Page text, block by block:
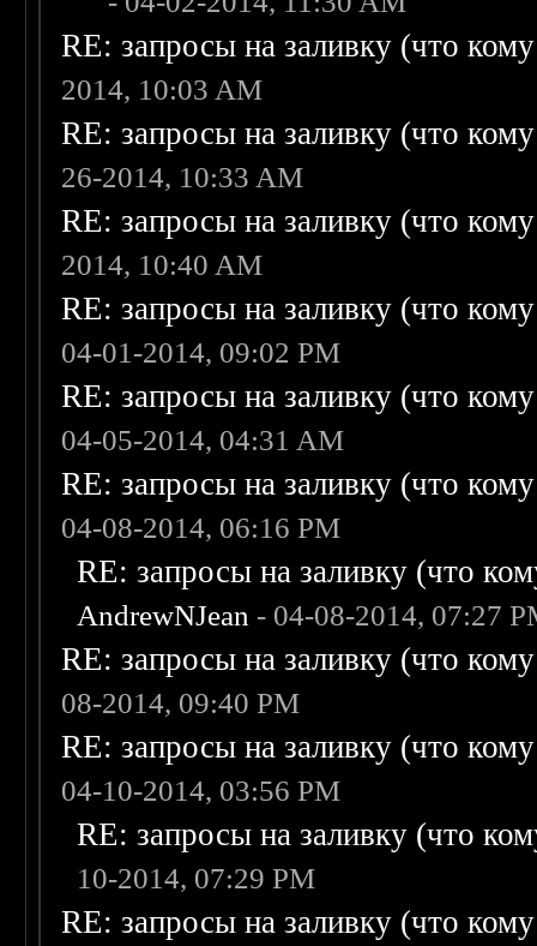
RE: запросы на заливку (что
2014, 10:03 AM
RE: запросы на заливку (что
26-2014, 10:33 AM
RE: запросы на заливку (что
2014, 10:40 AM
RE: запросы на заливку (что
04-01-2014, 09:02 PM
RE: запросы на заливку (что
04-05-2014, 04:31 AM
RE: запросы на заливку (что
04-08-2014, 06:16 PM
RE: запросы на заливку (что
AndrewNJean - 04-08-2014, 07:27
RE: запросы на заливку (что
08-2014, 09:40 PM
RE: запросы на заливку (что
04-10-2014, 03:56 PM
RE: запросы на заливку (что
10-2014, 07:29 PM
RE: запросы на заливку (что